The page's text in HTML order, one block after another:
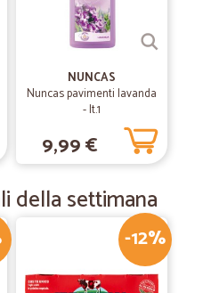
NUNCAS
Nuncas pavimenti lavanda
- lt.1
9,99 €
della settimana
-12%